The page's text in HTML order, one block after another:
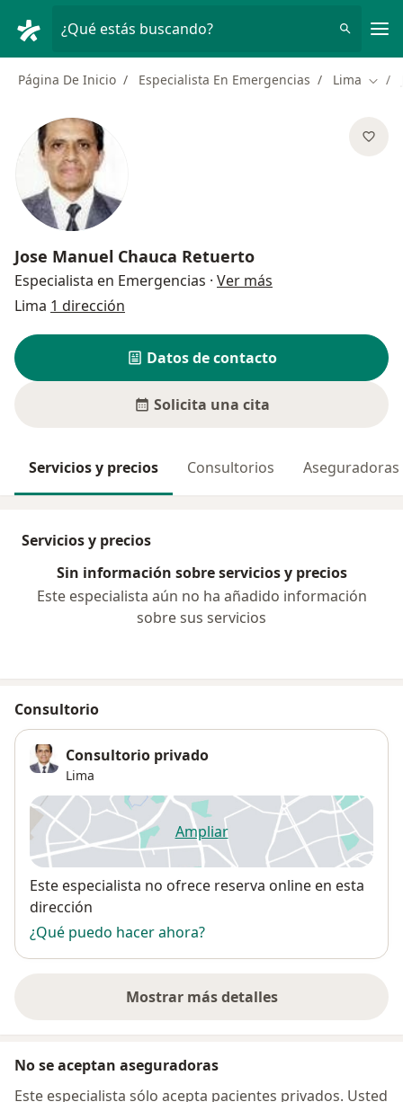
¿Qué estás buscando?
Página De Inicio Especialista En Emergencias Lima
Jose Manuel Chauca Retuerto
Especialista en Emergencias · Ver más
Lima 1 dirección
Datos de contacto
Solicita una cita
Servicios y precios Consultorios Aseguradoras
Servicios y precios
Sin información sobre servicios y precios
Este especialista aún no ha añadido información
sobre sus servicios
Consultorio
Consultorio privado
Lima
Ampliarse abre en una nueva
Disponibilidad
Este especialista no ofrece reserva online en esta
dirección
¿Qué puedo hacer ahora?
Mostrar más detalles
sobre la dirección
No se aceptan aseguradoras
Este especialista sólo acepta pacientes privados. Usted